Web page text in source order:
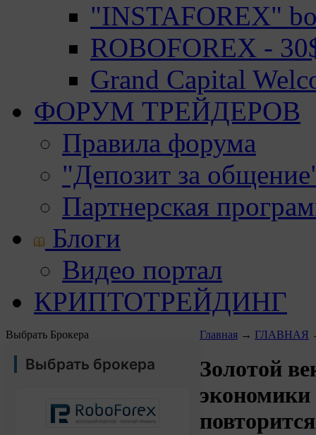
"INSTAFOREX"
ROBOFOREX -
Grand Capital
ФОРУМ ТРЕЙДЕРОВ
Правила форума
"Депозит за
Партнерская
Блоги
Видео портал
КРИПТОТРЕЙДИНГ
Выбрать Брокера
Выбрать брокера
Главная → ГЛАВНАЯ
Золотой
повторится